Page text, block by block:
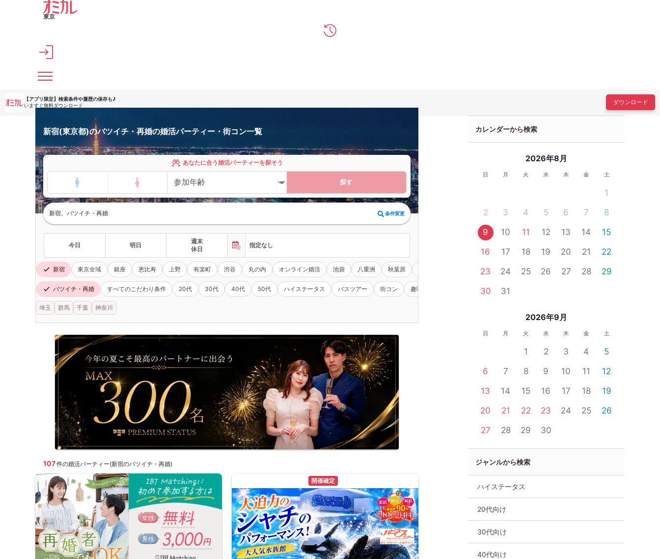
メインコンテンツへスキップ
東京
【アプリ限定】 検索条件や履歴の保存も♪
いますぐ無料ダウンロード
ダウンロード
新宿(東京都)のバツイチ・再婚の婚活パーティー・街コン一覧
あなたに合う婚活パーティーを探そう
探す
新宿、バツイチ・再婚 条件変更
今日 明日
週末
休日
指定なし
新宿 東京全域 銀座 恵比寿 上野 有楽町 渋谷 丸の内 オンライン婚活 池袋 八重洲 秋葉原 北千住 新橋 日本橋 浅草 品川
バツイチ・再婚 すべてのこだわり条件 20代 30代 40代 50代 ハイステータス バスツアー 街コン 趣味コン 女性無料 婚活セミナー
埼玉 群馬 千葉 神奈川
107件の婚活パーティー(新宿のバツイチ・再婚)
開催確定
カレンダーから検索
2026年8月
日 月 火 水 木 金 土
1
2
3 4 5 6 7
8
9
10 11 12 13 14
15
16
17 18 19 20 21
22
23
24 25 26 27 28
29
30
31
2026年9月
日 月 火 水 木 金 土
1 2 3 4
5
6
7 8 9 10 11
12
13
14 15 16 17 18
19
20
21 22 23 24 25
26
27
28 29 30
ジャンルから検索
ハイステータス
20代向け
30代向け
40代向け